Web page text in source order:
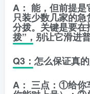
A： 能，但前提是
只装少数几家的
分拨。关键是要
拨”，别让它滑进
Q3：怎么保证真
A： 三点：①给你